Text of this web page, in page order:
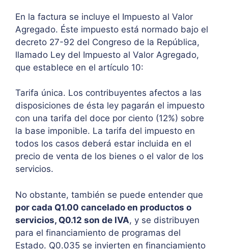
En la factura se incluye el Impuesto al Valor
Agregado. Éste impuesto está normado bajo el
decreto 27-92 del Congreso de la República,
llamado Ley del Impuesto al Valor Agregado,
que establece en el artículo 10:
Tarifa única. Los contribuyentes afectos a las
disposiciones de ésta ley pagarán el impuesto
con una tarifa del doce por ciento (12%) sobre
la base imponible. La tarifa del impuesto en
todos los casos deberá estar incluida en el
precio de venta de los bienes o el valor de los
servicios.
No obstante, también se puede entender que
por cada Q1.00 cancelado en productos o
servicios, Q0.12 son de IVA, y se distribuyen
para el financiamiento de programas del
Estado. Q0.035 se invierten en financiamiento